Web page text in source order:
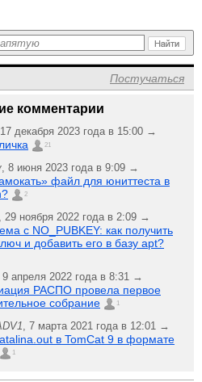
Постучаться
комментарии
17 декабря 2023 года в 15:00 →
21
, 8 июня 2023 года в 9:09 →
файл для юниттеста в
2
29 ноября 2022 года в 2:09 →
с NO_PUBKEY: как получить
и добавить его в базу apt?
9 апреля 2022 года в 8:31 →
РАСПО провела первое
собрание
1
, 7 марта 2021 года в 12:01 →
в TomCat 9 в формате
1